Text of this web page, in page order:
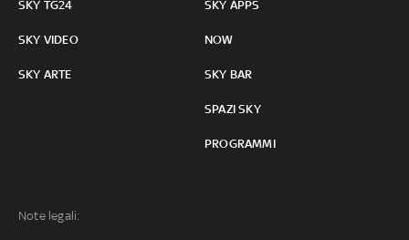
SKY TG24
SKY VIDEO
SKY ARTE
SKY APPS
NOW
SKY BAR
SPAZI SKY
PROGRAMMI
Note legali: